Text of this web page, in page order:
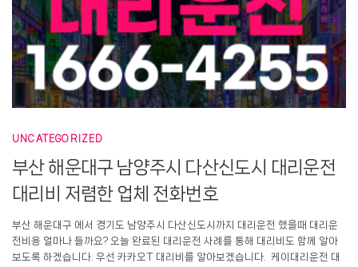
UNCATEGORIZED
부산 해운대구 남양주시 다산신도시 대리운전
대리비 저렴한 업체 전화번호
부산 해운대구 에서 경기도 남양주시 다산신도시까지 대리운전 했을때 대리운
전비용 얼마나 들까요? 오늘 완료된 대리운전 사례를 통해 대리비도 함께 알아
보도록 하겠습니다. 우선 카카오T 대리비를 알아보겠습니다. 케이대리운전 대